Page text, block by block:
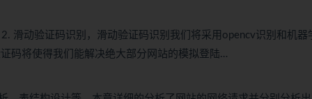
滑动验证码识别，滑动验证码识别我们将采用opencv识别和机器
码将使得我们能解决绝大部分网站的模拟登陆…